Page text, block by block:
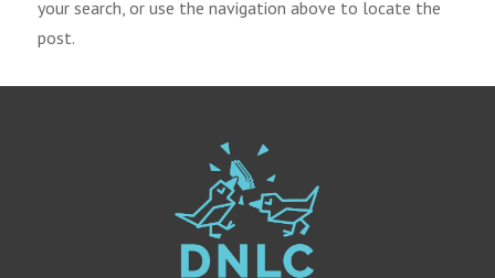
your search, or use the navigation above to locate the
post.